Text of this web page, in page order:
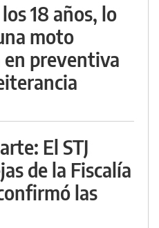
18 años, lo
moto
en preventiva
El STJ
de la Fiscalía
las